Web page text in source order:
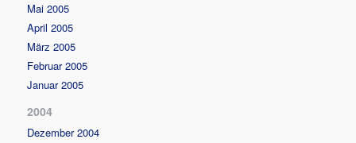
Mai 2005
April 2005
März 2005
Februar 2005
Januar 2005
2004
Dezember 2004